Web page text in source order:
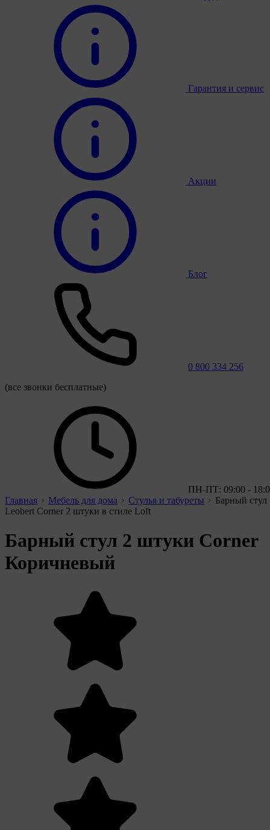
Гарантия и сервис
Акции
Блог
0 800 334 256
(все звонки бесплатные)
ПН-ПТ: 09:00 -
Главная
Мебель для дома Стулья и табуреты
Барный стул
Leobert Corner 2 штуки в стиле Loft
Барный стул 2 штуки Corner
Коричневый